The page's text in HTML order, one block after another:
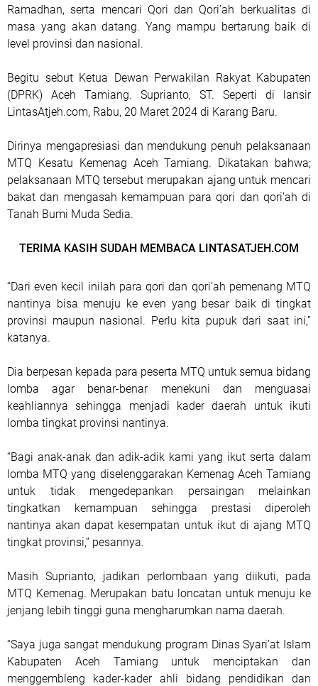
Ramadhan, serta mencari Qori dan Qori’ah berkualitas di
masa yang akan datang. Yang mampu bertarung baik di
level provinsi dan nasional.
Begitu sebut Ketua Dewan Perwakilan Rakyat Kabupaten
(DPRK) Aceh Tamiang. Suprianto, ST. Seperti di lansir
LintasAtjeh.com, Rabu, 20 Maret 2024 di Karang Baru.
Dirinya mengapresiasi dan mendukung penuh pelaksanaan
MTQ Kesatu Kemenag Aceh Tamiang. Dikatakan bahwa;
pelaksanaan MTQ tersebut merupakan ajang untuk mencari
bakat dan mengasah kemampuan para qori dan qori’ah di
Tanah Bumi Muda Sedia.
TERIMA KASIH SUDAH MEMBACA LINTASATJEH.COM
“Dari even kecil inilah para qori dan qori’ah pemenang MTQ
nantinya bisa menuju ke even yang besar baik di tingkat
provinsi maupun nasional. Perlu kita pupuk dari saat ini,”
katanya.
Dia berpesan kepada para peserta MTQ untuk semua bidang
lomba agar benar-benar menekuni dan menguasai
keahliannya sehingga menjadi kader daerah untuk ikuti
lomba tingkat provinsi nantinya.
“Bagi anak-anak dan adik-adik kami yang ikut serta dalam
lomba MTQ yang diselenggarakan Kemenag Aceh Tamiang
untuk tidak mengedepankan persaingan melainkan
tingkatkan kemampuan sehingga prestasi diperoleh
nantinya akan dapat kesempatan untuk ikut di ajang MTQ
tingkat provinsi,” pesannya.
Masih Suprianto, jadikan perlombaan yang diikuti, pada
MTQ Kemenag. Merupakan batu loncatan untuk menuju ke
jenjang lebih tinggi guna mengharumkan nama daerah.
“Saya juga sangat mendukung program Dinas Syari’at Islam
Kabupaten Aceh Tamiang untuk menciptakan dan
menggembleng kader-kader ahli bidang pendidikan dan